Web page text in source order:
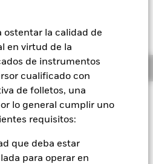
ostentar la calidad de
en virtud de la
de instrumentos
cualificado con
de folletos, una
lo general cumplir uno
requisitos:
que deba estar
para operar en
Bond busca maximizar los
transferibles de renta fija con
un 70 % de los activos